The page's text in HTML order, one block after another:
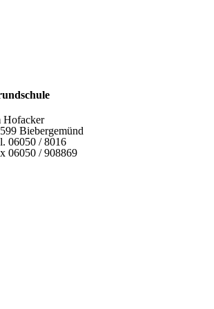
Hofacker
Biebergemünd
06050 / 8016
06050 / 908869